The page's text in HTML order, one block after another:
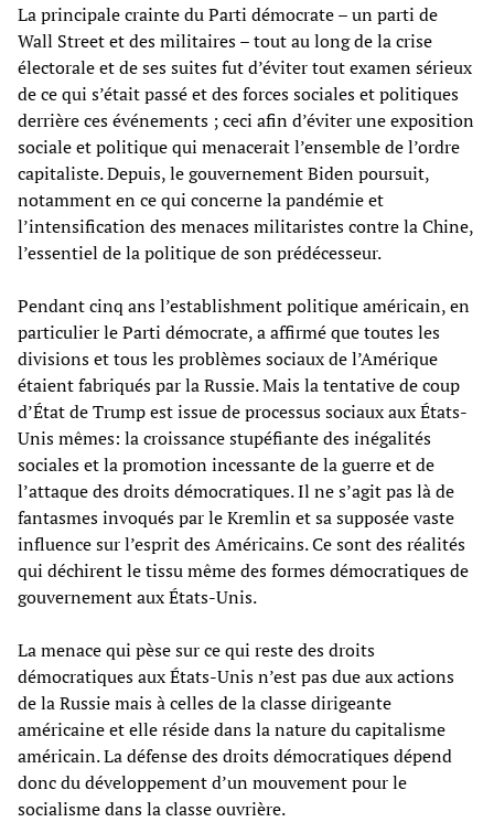
La principale crainte du Parti démocrate – un parti de
Wall Street et des militaires – tout au long de la crise
électorale et de ses suites fut d’éviter tout examen sérieux
de ce qui s’était passé et des forces sociales et politiques
derrière ces événements ; ceci afin d’éviter une exposition
sociale et politique qui menacerait l’ensemble de l’ordre
capitaliste. Depuis, le gouvernement Biden poursuit,
notamment en ce qui concerne la pandémie et
l’intensification des menaces militaristes contre la Chine,
l’essentiel de la politique de son prédécesseur.
Pendant cinq ans l’establishment politique américain, en
particulier le Parti démocrate, a affirmé que toutes les
divisions et tous les problèmes sociaux de l’Amérique
étaient fabriqués par la Russie. Mais la tentative de coup
d’État de Trump est issue de processus sociaux aux États-
Unis mêmes: la croissance stupéfiante des inégalités
sociales et la promotion incessante de la guerre et de
l’attaque des droits démocratiques. Il ne s’agit pas là de
fantasmes invoqués par le Kremlin et sa supposée vaste
influence sur l’esprit des Américains. Ce sont des réalités
qui déchirent le tissu même des formes démocratiques de
gouvernement aux États-Unis.
La menace qui pèse sur ce qui reste des droits
démocratiques aux États-Unis n’est pas due aux actions
de la Russie mais à celles de la classe dirigeante
américaine et elle réside dans la nature du capitalisme
américain. La défense des droits démocratiques dépend
donc du développement d’un mouvement pour le
socialisme dans la classe ouvrière.